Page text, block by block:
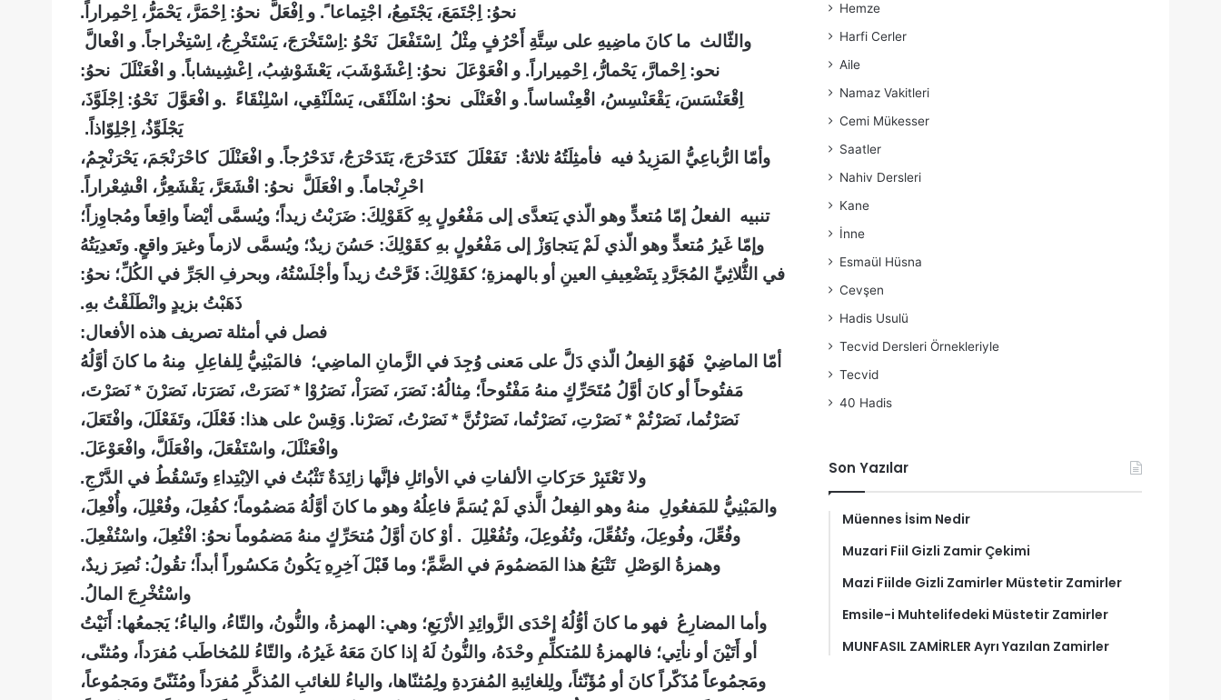
نحوُ: اِجْتَمَعَ، يَجْتَمِعُ، اجْتِماعا ً. و اِفْعَلَّ نحوُ: اِحْمَرَّ، يَحْمَرُّ، اِحْمِراراً.
والثّالث ما كانَ ماضِيهِ على سِتَّةِ أَحْرُفٍ مِثْلُ اِسْتَفْعَلَ نَحْوُ : اِسْتَخْرَجَ، يَسْتَخْرِجُ، اِسْتِخْراجاً. و افْعالَّ
نحو: اِحْمارَّ، يَحْمارُّ، اِحْمِيراراً. و افْعَوْعَلَ نحوُ: اِعْشَوْشَبَ، يَعْشَوْشِبُ، اِعْشِيشاباً. و افْعَنْلَلَ نحوُ:
اِقْعَنْسَسَ، يَقْعَنْسِسُ، اقْعِنْساساً. و افْعَنْلَى نحوُ: اسْلَنْقَى، يَسْلَنْقِي، اسْلِنْقَاءً .و افْعَوَّلَ نَحْوُ: اِجْلَوَّذَ،
يَجْلَوِّذُ، اِجْلِوّاذاً.
وأمّا الرُّباعِيُّ المَزِيدُ فيه فأمثِلَتُهُ ثلاثةٌ: تَفَعْلَلَ كتَدَحْرَجَ، يَتَدَحْرَجُ، تَدَحْرُجاً. و افْعَنْلَلَ كاحْرَنْجَمَ، يَحْرَنْجِمُ،
احْرِنْجاماً. و افْعَلَلَّ نحوُ: اقْشَعَرَّ، يَقْشَعِرُّ، اقْشِعْراراً.
تنبيه الفعلُ إمّا مُتعدٍّ وهو الّذي يَتعدَّى إلى مَفْعُولٍ بِهِ كَقَوْلِكَ: ضَرَبْتُ زيداً؛ ويُسمَّى أيْضاً واقِعاً ومُجاوِزاً؛
وإمّا غَيرُ مُتعدٍّ وهو الّذي لَمْ يَتجاوَزْ إلى مَفْعُولٍ بهِ كقَوْلِكَ: حَسُنَ زيدٌ؛ ويُسمَّى لازماً وغيرَ واقعٍ. وتَعدِيَتُهُ
في الثُّلاثِيِّ المُجَرَّدِ بِتَضْعِيفِ العينِ أو بالهمزةِ؛ كقَوْلِكَ: فَرَّحْتُ زيداً وأجْلَسْتُهُ، وبحرفِ الجَرِّ في الكُلِّ؛ نحوُ:
ذَهَبْتُ بزيدٍ وانْطَلَقْتُ بهِ.
فصل في أمثلة تصريف هذه الأفعال:
أمّا الماضِيْ فَهُوَ الفِعلُ الّذي دَلَّ على مَعنى وُجِدَ في الزَّمانِ الماضِي؛ فالمَبْنِيُّ لِلفاعِلِ مِنهُ ما كانَ أوَّلُهُ
مَفتُوحاً أو كانَ أوَّلُ مُتَحَرِّكٍ منهُ مَفْتُوحاً؛ مِثالُهُ:نَصَرَ، نَصَرَاْ، نَصَرُوْا * نَصَرَتْ، نَصَرَتا، نَصَرْنَ * نَصَرْتَ،
نَصَرْتُما، نَصَرْتُمْ * نَصَرْتِ، نَصَرْتُما، نَصَرْتُنَّ * نَصَرْتُ، نَصَرْنا. وَقِسْ على هذا: فَعْلَلَ، وتَفَعْلَلَ، وافْتَعَلَ،
وافْعَنْلَلَ، واسْتَفْعَلَ، وافْعَلَلَّ، وافْعَوْعَلَ.
ولا تَعْتَبِرْ حَرَكاتِ الألفاتِ في الأوائلِ فإنَّها زائِدَةٌ تَثْبُتُ في الاِبْتِداءِ وتَسْقُطُ في الدَّرْجِ.
والمَبْنِيُّ للمَفعُولِ منهُ وهو الفِعلُ الَّذي لَمْ يُسَمَّ فاعِلُهُ وهو ما كانَ أوَّلُهُ مَضمُوماً؛ كفُعِلَ، وفُعْلِلَ، وأُفْعِلَ،
وفُعِّلَ، وفُوعِلَ، وتُفُعِّلَ، وتُفُوعِِلَ، وتُفُعْلِلَ . أوْ كانَ أوَّلُ مُتحَرِّكٍ منهُ مَضمُوماً نحوُ: افْتُعِلَ، واسْتُفْعِلَ.
وهمزةُ الوَصْلِ تَتْبَعُ هذا المَضمُومَ في الضَّمِّ؛ وما قَبْلَ آخِرِهِ يَكُونُ مَكسُوراً أبداً؛ تقُولُ:نُصِرَ زيدٌ،
واسْتُخْرِجَ المالُ.
وأما المضارِعُ فهو ما كانَ أوُّلُهُ إحْدَى الزَّوائِدِ الأرْبَعِ؛ وهي: الهمزةُ، والنُّونُ، والتّاءُ، والياءُ؛ يَجمعُها: أَنَيْتُ
أو أَتَيْنَ أو نأتِي؛ فالهمزةُ للمُتكلِّمِ وحْدَهُ، والنُّونُ لَهُ إذا كانَ مَعَهُ غَيرُهُ، والتّاءُ للمُخاطَب مُفرَداً، ومُثنّى،
ومَجمُوعاً مُذَكّراً كانَ أو مُؤَنّثاً، ولِلغائِبةِ المُفرَدةِ ولِمُثنّاها، والياءُ للغائبِ المُذكَّرِ مُفرَداً ومُثَنّىً ومَجمُوعاً،
Hemze
Harfi Cerler
Aile
Namaz Vakitleri
Cemi Mükesser
Saatler
Nahiv Dersleri
Kane
İnne
Esmaül Hüsna
Cevşen
Hadis Usulü
Tecvid Dersleri Örnekleriyle
Tecvid
40 Hadis
Son Yazılar
Müennes İsim Nedir
Muzari Fiil Gizli Zamir Çekimi
Mazi Fiilde Gizli Zamirler Müstetir Zamirler
Emsile-i Muhtelifedeki Müstetir Zamirler
MUNFASIL ZAMİRLER Ayrı Yazılan Zamirler